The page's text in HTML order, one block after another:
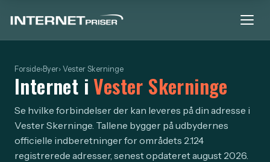
Forside›Byer› Vester Skerninge
Internet iVester Skerninge
Se hvilke forbindelser der kan leveres på din adresse i
Vester Skerninge. Tallene bygger på udbydernes
officielle indberetninger for områdets 2.124
registrerede adresser, senest opdateret august 2026.